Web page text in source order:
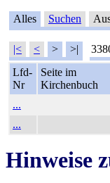
Alles Suchen
|< < > >|
Lfd-
Nr
Seite im
Kirchenbuch
...
...
Hinweise